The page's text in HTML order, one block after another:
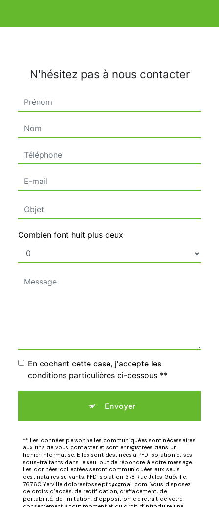
N'hésitez pas à nous contacter
Combien font huit plus deux
En cochant cette case, j'accepte les
conditions particulières ci-dessous **
Envoyer
** Les données personnelles communiquées sont nécessaires
aux fins de vous contacter et sont enregistrées dans un
fichier informatisé. Elles sont destinées à PFD Isolation et ses
sous-traitants dans le seul but de répondre à votre message.
Les données collectées seront communiquées aux seuls
destinataires suivants: PFD Isolation 378 Rue Jules Guéville,
76760 Yerville doloresfosse.pfd@gmail.com. Vous disposez
de droits d’accès, de rectification, d’effacement, de
portabilité, de limitation, d’opposition, de retrait de votre